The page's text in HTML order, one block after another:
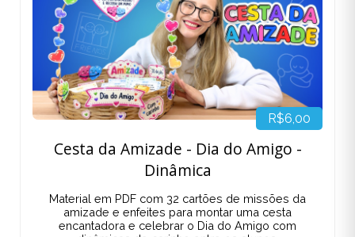
R$6,00
Cesta da Amizade - Dia do Amigo -
Dinâmica
Material em PDF com 32 cartões de missões da
amizade e enfeites para montar uma cesta
encantadora e celebrar o Dia do Amigo com